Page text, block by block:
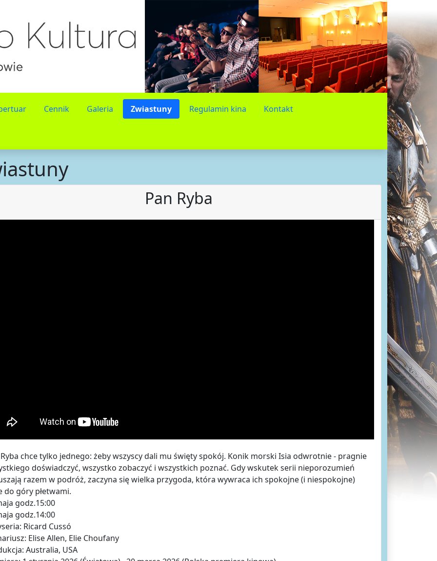
Cennik Galeria Zwiastuny Regulamin kina Kontakt
Pan Ryba
chce tylko jednego: żeby wszyscy dali mu święty spokój. Konik morski Isia odwrotnie - pragnie
doświadczyć, wszystko zobaczyć i wszystkich poznać. Gdy wskutek serii nieporozumień
razem w podróż, zaczyna się wielka przygoda, która wywraca ich spokojne (i niespokojne)
do góry płetwami.
godz.15:00
godz.14:00
Ricard Cussó
Elise Allen, Elie Choufany
Australia, USA